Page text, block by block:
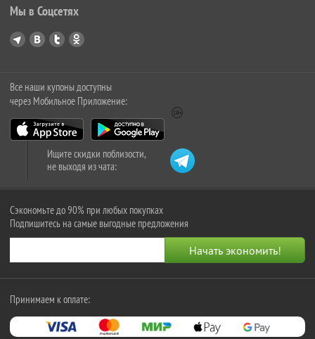
Мы в Соцсетях
Все наши купоны доступны
через Мобильное Приложение:
Ищите скидки поблизости,
не выходя из чата:
Сэкономьте до 90% при любых покупках
Подпишитесь на самые выгодные предложения
Принимаем к оплате: